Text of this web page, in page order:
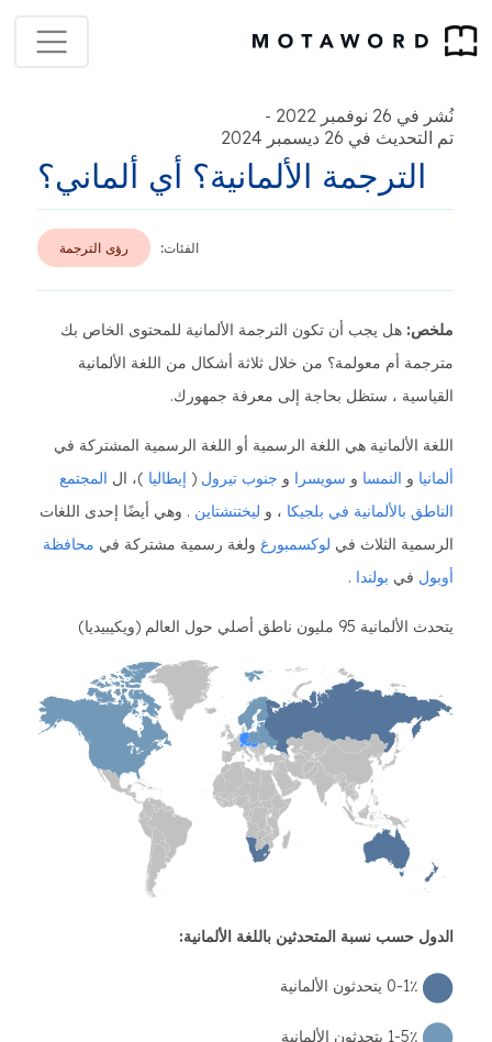
نُشر في 26 نوفمبر 2022 -
تم التحديث في 26 ديسمبر 2024
الترجمة الألمانية؟ أي ألماني؟
الفئات: رؤى الترجمة
ملخص: هل يجب أن تكون الترجمة الألمانية للمحتوى الخاص بك
مترجمة أم معولمة؟ من خلال ثلاثة أشكال من اللغة الألمانية
القياسية ، ستظل بحاجة إلى معرفة جمهورك.
اللغة الألمانية هي اللغة الرسمية أو اللغة الرسمية المشتركة في
ألمانيا و النمسا و سويسرا و جنوب تيرول ( إيطاليا )، ال المجتمع
الناطق بالألمانية في بلجيكا ، و ليختنشتاين . وهي أيضًا إحدى اللغات
الرسمية الثلاث في لوكسمبورغولغة رسمية مشتركة في محافظة
أوبول في بولندا .
يتحدث الألمانية 95 مليون ناطق أصلي حول العالم (ويكيبيديا)
الدول حسب نسبة المتحدثين باللغة الألمانية:
0-1٪ يتحدثون الألمانية
1-5٪ يتحدثون الألمانية